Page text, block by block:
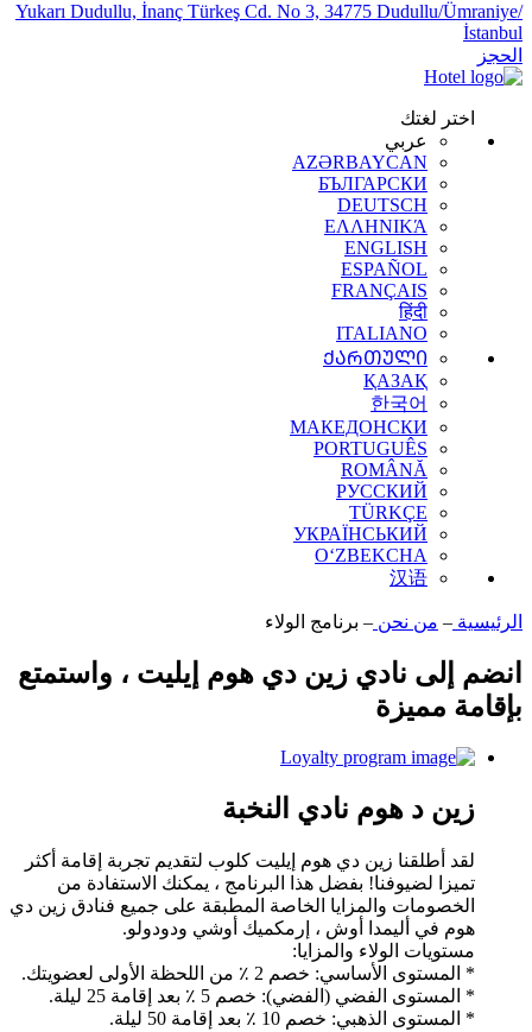
Yukarı Dudullu, İnanç Türkeş Cd. No 3, 34775 Dudullu/Ümraniye/
İstanbul
الحجز
اختر لغتك
عربي
AZƏRBAYCAN
БЪЛГАРСКИ
DEUTSCH
ΕΛΛΗΝΙΚΆ
ENGLISH
ESPAÑOL
FRANÇAIS
हिंदी
ITALIANO
ᲥᲐᲠᲗᲣᲚᲘ
ҚАЗАҚ
한국어
МАКЕДОНСКИ
PORTUGUÊS
ROMÂNĂ
РУССКИЙ
TÜRKÇE
УКРАЇНСЬКИЙ
O‘ZBEKCHA
汉语
الرئيسية – من نحن – برنامج الولاء
انضم إلى نادي زين دي هوم إيليت ، واستمتع
بإقامة مميزة
زين د هوم نادي النخبة
لقد أطلقنا زين دي هوم إيليت كلوب لتقديم تجربة إقامة أكثر
تميزا لضيوفنا! بفضل هذا البرنامج ، يمكنك الاستفادة من
الخصومات والمزايا الخاصة المطبقة على جميع فنادق زين دي
هوم في أليمدا أوش ، إرمكميك أوشي ودودولو.
مستويات الولاء والمزايا:
* المستوى الأساسي: خصم 2 ٪ من اللحظة الأولى لعضويتك.
* المستوى الفضي (الفضي): خصم 5 ٪ بعد إقامة 25 ليلة.
* المستوى الذهبي: خصم 10 ٪ بعد إقامة 50 ليلة.